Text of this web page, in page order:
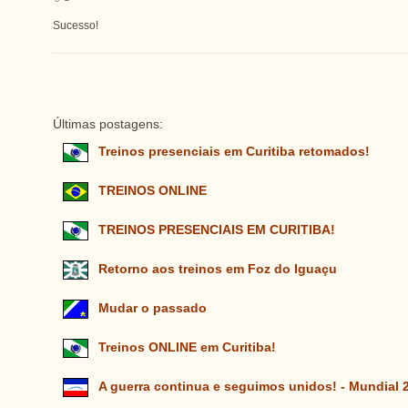
Sucesso!
Últimas postagens:
Treinos presenciais em Curitiba retomados!
TREINOS ONLINE
TREINOS PRESENCIAIS EM CURITIBA!
Retorno aos treinos em Foz do Iguaçu
Mudar o passado
Treinos ONLINE em Curitiba!
A guerra continua e seguimos unidos! - Mundial